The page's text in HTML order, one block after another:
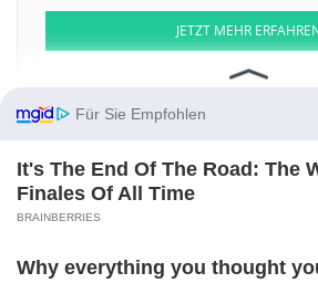
JETZT MEHR
Aktien ATX DAX EuroStoxx 50 Dow Jones
S&P 500
Corporation Besra Gold RSE Collection
Für Sie Empfohlen
It's The End Of The Road: The
Finales Of All Time
BRAINBERRIES
Why everything you thought